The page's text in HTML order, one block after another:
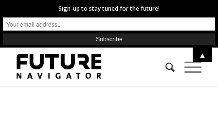
Sign-up to stay tuned for the future!
▲